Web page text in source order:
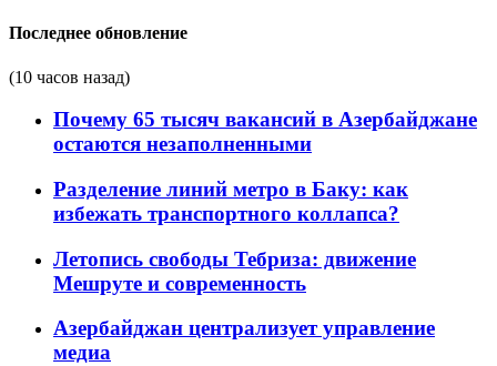
Последнее обновление
(10 часов назад)
Почему 65 тысяч вакансий в Азербайджане
остаются незаполненными
Разделение линий метро в Баку: как
избежать транспортного коллапса?
Летопись свободы Тебриза: движение
Мешруте и современность
Азербайджан централизует управление
медиа